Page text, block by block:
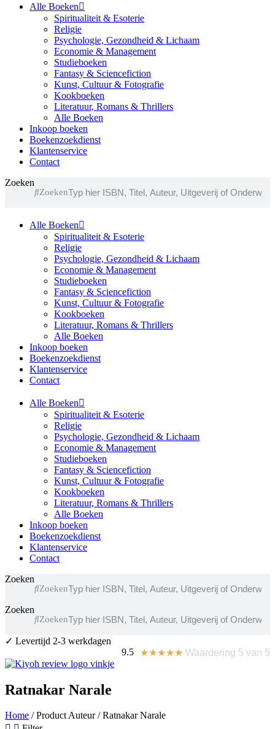
Alle Boeken
Spiritualiteit & Esoterie
Religie
Psychologie, Gezondheid & Lichaam
Economie & Management
Studieboeken
Fantasy & Sciencefiction
Kunst, Cultuur & Fotografie
Kookboeken
Literatuur, Romans & Thrillers
Alle Boeken
Inkoop boeken
Boekenzoekdienst
Klantenservice
Contact
Zoeken
Zoeken
Alle Boeken
Spiritualiteit & Esoterie
Religie
Psychologie, Gezondheid & Lichaam
Economie & Management
Studieboeken
Fantasy & Sciencefiction
Kunst, Cultuur & Fotografie
Kookboeken
Literatuur, Romans & Thrillers
Alle Boeken
Inkoop boeken
Boekenzoekdienst
Klantenservice
Contact
Alle Boeken
Spiritualiteit & Esoterie
Religie
Psychologie, Gezondheid & Lichaam
Economie & Management
Studieboeken
Fantasy & Sciencefiction
Kunst, Cultuur & Fotografie
Kookboeken
Literatuur, Romans & Thrillers
Alle Boeken
Inkoop boeken
Boekenzoekdienst
Klantenservice
Contact
Zoeken
Zoeken
Zoeken
Zoeken
✓ Levertijd 2-3 werkdagen
9.5
★★★★★ Waardering 5 van 5
Ratnakar Narale
Home / Product Auteur / Ratnakar Narale